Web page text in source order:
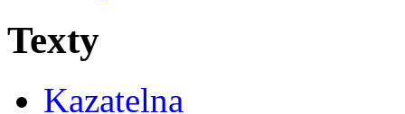
Texty
Kazatelna